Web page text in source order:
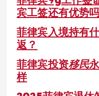
宾工签还有优势
菲律宾入境持有
返？
菲律宾投资移民
样